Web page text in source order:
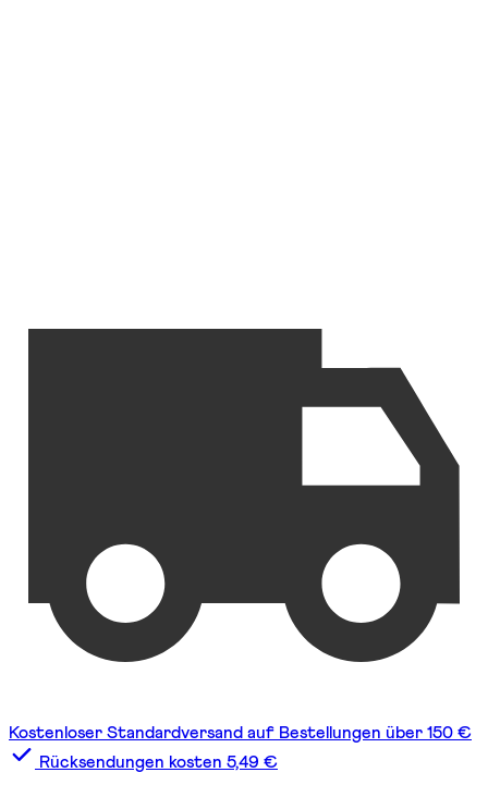
Kostenloser Standardversand auf Bestellungen über 150 €
Rücksendungen kosten 5,49 €